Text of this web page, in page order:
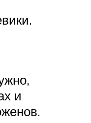
и